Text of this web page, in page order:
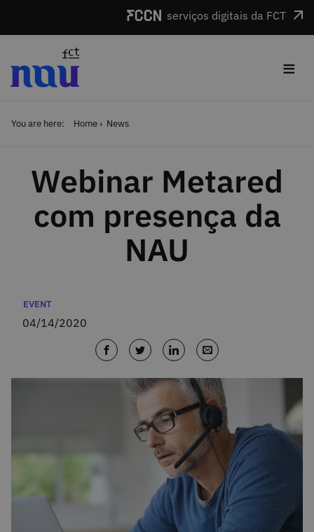
serviços digitais da FCT
≡
You are here: Home News
Webinar Metared
com presença da
NAU
Categories
EVENT
04/14/2020